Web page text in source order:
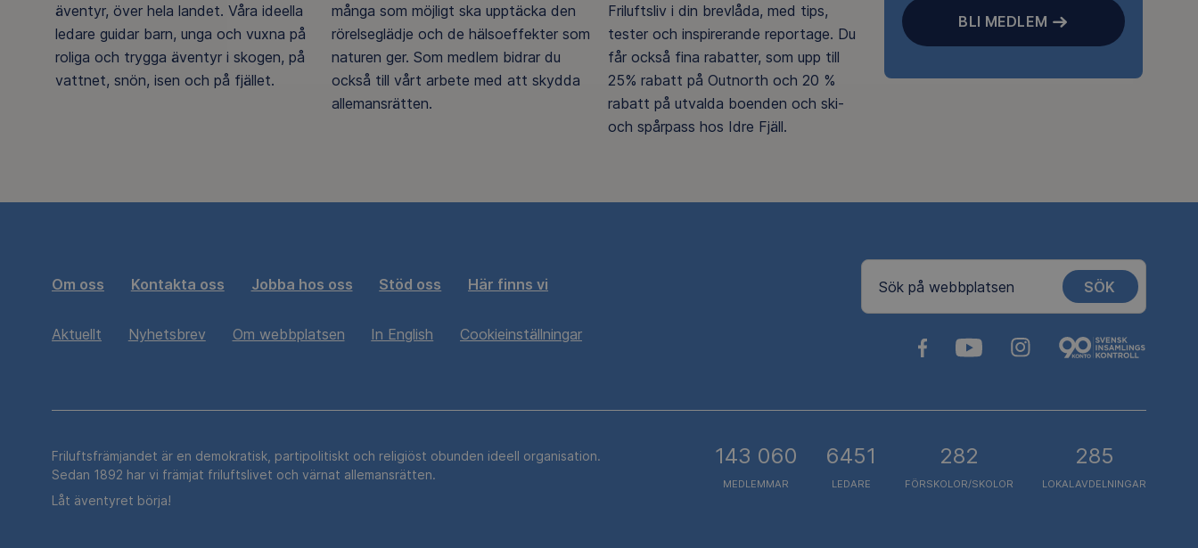
äventyr, över hela landet. Våra ideella
ledare guidar barn, unga och vuxna på
roliga och trygga äventyr i skogen, på
vattnet, snön, isen och på fjället.
många som möjligt ska upptäcka den
rörelseglädje och de hälsoeffekter som
naturen ger. Som medlem bidrar du
också till vårt arbete med att skydda
allemansrätten.
Friluftsliv i din brevlåda, med tips,
tester och inspirerande reportage. Du
får också fina rabatter, som upp till
25% rabatt på Outnorth och 20 %
rabatt på utvalda boenden och ski-
och spårpass hos Idre Fjäll.
BLI MEDLEM
Om oss Kontakta oss Jobba hos oss Stöd oss Här finns vi
Aktuellt Nyhetsbrev Om webbplatsen In English Cookieinställningar
Sök på webbplatsen SÖK
Friluftsfrämjandet är en demokratisk, partipolitiskt och religiöst obunden ideell organisation.
Sedan 1892 har vi främjat friluftslivet och värnat allemansrätten.
Låt äventyret börja!
143 060
MEDLEMMAR
6451
LEDARE
282
FÖRSKOLOR/SKOLOR
285
LOKALAVDELNINGAR